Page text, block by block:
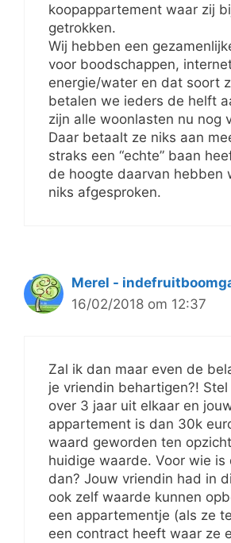
koopappartement waar zij
getrokken.
Wij hebben een
voor boodschappen,
energie/water en dat soort
betalen we ieders de helft
zijn alle woonlasten nu nog
Daar betaalt ze niks aan
straks een “echte” baan
de hoogte daarvan hebben
niks afgesproken.
Merel -
16/02/2018 om 12:37
Zal ik dan maar even de
je vriendin behartigen?! Stel
over 3 jaar uit elkaar en
appartement is dan 30k
waard geworden ten
huidige waarde. Voor wie is
dan? Jouw vriendin had in
ook zelf waarde kunnen
een appartementje (als ze
een contract heeft waar ze